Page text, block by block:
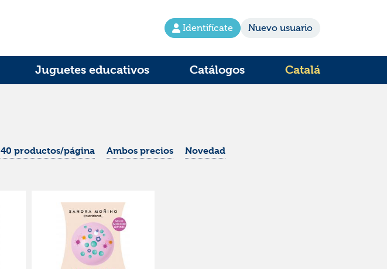
Identifícate Nuevo usuario
Juguetes educativos Catálogos Catalá
40 productos/página Ambos precios Novedad